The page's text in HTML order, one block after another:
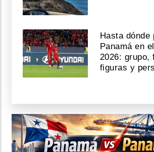
Hasta dónde
Panamá en
2026: grupo,
figuras y